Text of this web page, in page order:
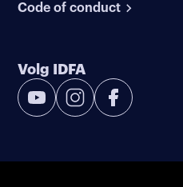
Code of conduct
Volg IDFA